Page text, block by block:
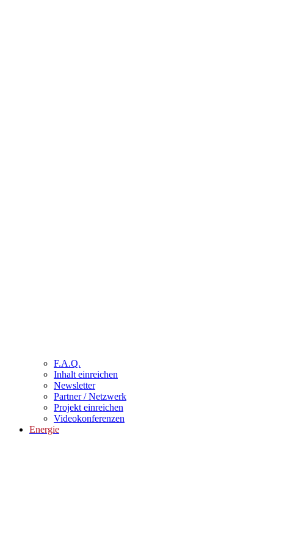
F.A.Q.
Inhalt einreichen
Newsletter
Partner / Netzwerk
Projekt einreichen
Videokonferenzen
Energie